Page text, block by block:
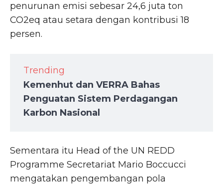
penurunan emisi sebesar 24,6 juta ton
CO2eq atau setara dengan kontribusi 18
persen.
Trending
Kemenhut dan VERRA Bahas
Penguatan Sistem Perdagangan
Karbon Nasional
Sementara itu Head of the UN REDD
Programme Secretariat Mario Boccucci
mengatakan pengembangan pola